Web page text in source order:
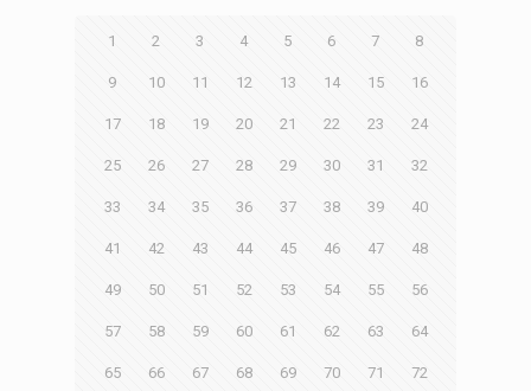
1 2 3 4 5 6 7 8
9 10 11 12 13 14 15 16
17 18 19 20 21 22 23 24
25 26 27 28 29 30 31 32
33 34 35 36 37 38 39 40
41 42 43 44 45 46 47 48
49 50 51 52 53 54 55 56
57 58 59 60 61 62 63 64
65 66 67 68 69 70 71 72